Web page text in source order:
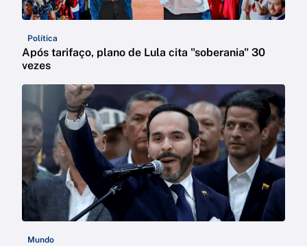
Política
Após tarifaço, plano de Lula cita "soberania" 30
vezes
Mundo